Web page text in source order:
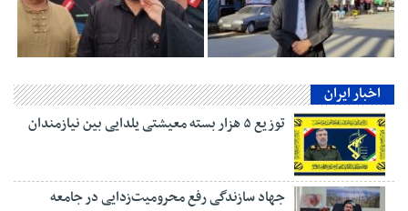
اخبار ایران
توزیع ۵ هزار بسته معیشتی یلدایی بین نیازمندان
جهاد سازندگی رفع محرومیت‌زدایی در جامعه